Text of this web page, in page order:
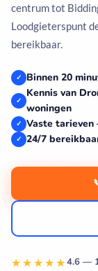
centrum tot
Loodgieterspunt
bereikbaar.
✓ Binnen 20
✓
Kennis van
woningen
✓ Vaste
✓ 24/7
★★★★★4.6 —